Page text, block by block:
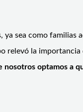
sea como familias
relevó la
optamos a